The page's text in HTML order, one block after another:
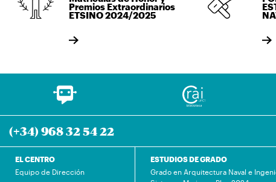
Premios Extraordinarios
ETSINO 2024/2025
(+34) 968 32 54 22
EL CENTRO
Equipo de Dirección
ESTUDIOS DE GRADO
Grado en Arquitectura Naval e